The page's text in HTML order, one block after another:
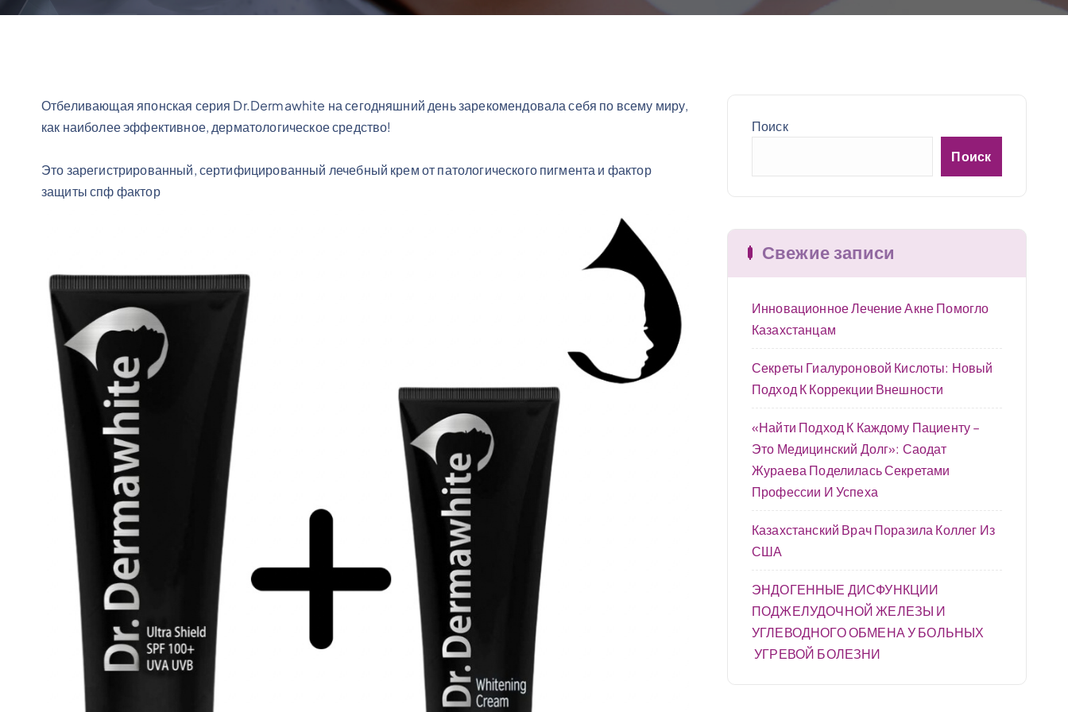
м
Отбеливающая японская серия Dr.Dermawhite на сегодняшний день зарекомендовала себя по всему миру,
как наиболее эффективное, дерматологическое средство!
Это зарегистрированный, сертифицированный лечебный крем от патологического пигмента и фактор
защиты спф фактор
Поиск
Поиск
Свежие записи
Инновационное Лечение Акне Помогло
Казахстанцам
Секреты Гиалуроновой Кислоты: Новый
Подход К Коррекции Внешности
«Найти Подход К Каждому Пациенту –
Это Медицинский Долг»: Саодат
Жураева Поделилась Секретами
Профессии И Успеха
Казахстанский Врач Поразила Коллег Из
США
ЭНДОГЕННЫЕ ДИСФУНКЦИИ
ПОДЖЕЛУДОЧНОЙ ЖЕЛЕЗЫ И
УГЛЕВОДНОГО ОБМЕНА У БОЛЬНЫХ
УГРЕВОЙ БОЛЕЗНИ